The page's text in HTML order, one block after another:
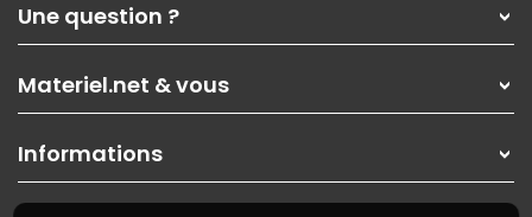
Nos services
Les magasins Materiel.net
Nos solutions pour les pros
Contactez-nous
Une question ?
Paiement, livraison
Garanties,Pack Zen
SAV, demander un retour
Informations
Materiel.net & vous
On rachète votre carte graphique
PC sur mesure : Votre RDV personnalisé
Informations
Plan du site